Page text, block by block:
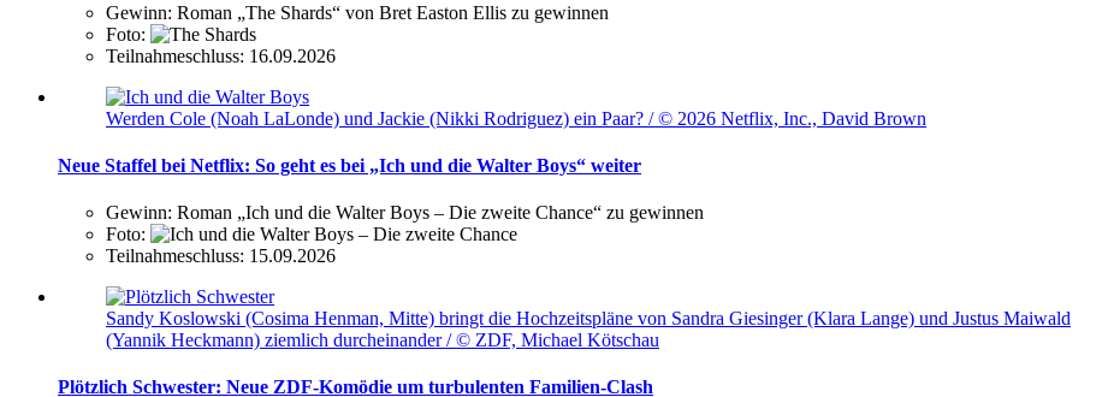
Gewinn: Roman „The Shards“ von Bret Easton Ellis zu gewinnen
Foto:
Teilnahmeschluss: 16.09.2026
Werden Cole (Noah LaLonde) und Jackie (Nikki Rodriguez) ein Paar? / © 2026 Netflix, Inc., David Brown
Neue Staffel bei Netflix: So geht es bei „Ich und die Walter Boys“ weiter
Gewinn: Roman „Ich und die Walter Boys – Die zweite Chance“ zu gewinnen
Foto:
Teilnahmeschluss: 15.09.2026
Sandy Koslowski (Cosima Henman, Mitte) bringt die Hochzeitspläne von Sandra Giesinger (Klara Lange) und Justus Maiwald
(Yannik Heckmann) ziemlich durcheinander / © ZDF, Michael Kötschau
Plötzlich Schwester: Neue ZDF-Komödie um turbulenten Familien-Clash